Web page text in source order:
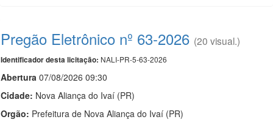
Pregão Eletrônico nº 63-2026 (20 visual.)
Identificador desta licitação: NALI-PR-5-63-2026
Abertura 07/08/2026 09:30
Cidade: Nova Aliança do Ivaí (PR)
Orgão: Prefeitura de Nova Aliança do Ivaí (PR)